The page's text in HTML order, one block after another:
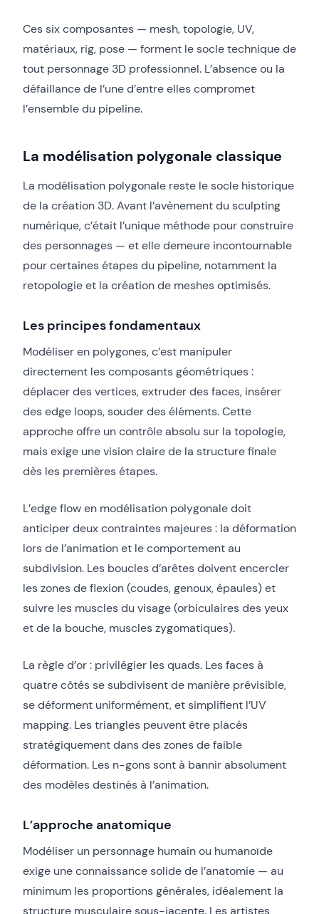
Ces six composantes — mesh, topologie, UV,
matériaux, rig, pose — forment le socle technique de
tout personnage 3D professionnel. L’absence ou la
défaillance de l’une d’entre elles compromet
l’ensemble du pipeline.
La modélisation polygonale classique
La modélisation polygonale reste le socle historique
de la création 3D. Avant l’avènement du sculpting
numérique, c’était l’unique méthode pour construire
des personnages — et elle demeure incontournable
pour certaines étapes du pipeline, notamment la
retopologie et la création de meshes optimisés.
Les principes fondamentaux
Modéliser en polygones, c’est manipuler
directement les composants géométriques :
déplacer des vertices, extruder des faces, insérer
des edge loops, souder des éléments. Cette
approche offre un contrôle absolu sur la topologie,
mais exige une vision claire de la structure finale
dès les premières étapes.
L’edge flow en modélisation polygonale doit
anticiper deux contraintes majeures : la déformation
lors de l’animation et le comportement au
subdivision. Les boucles d’arêtes doivent encercler
les zones de flexion (coudes, genoux, épaules) et
suivre les muscles du visage (orbiculaires des yeux
et de la bouche, muscles zygomatiques).
La règle d’or : privilégier les quads. Les faces à
quatre côtés se subdivisent de manière prévisible,
se déforment uniformément, et simplifient l’UV
mapping. Les triangles peuvent être placés
stratégiquement dans des zones de faible
déformation. Les n-gons sont à bannir absolument
des modèles destinés à l’animation.
L’approche anatomique
Modéliser un personnage humain ou humanoïde
exige une connaissance solide de l’anatomie — au
minimum les proportions générales, idéalement la
structure musculaire sous-jacente. Les artistes